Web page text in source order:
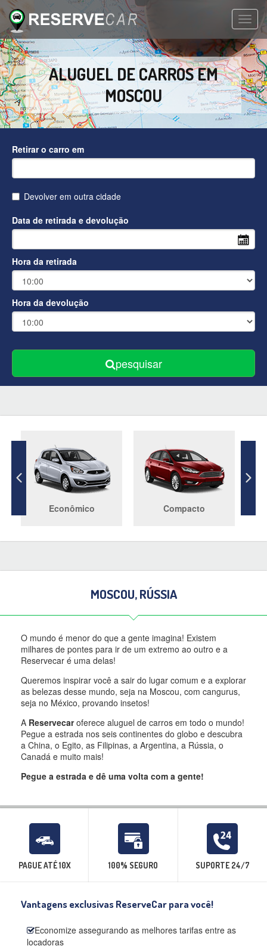
ALUGUEL DE CARROS EM
MOSCOU
Retirar o carro em
Devolver em outra cidade
Data de retirada e devolução
Hora da retirada
Hora da devolução
pesquisar
Econômico Compacto
MOSCOU, RÚSSIA
O mundo é menor do que a gente imagina! Existem
milhares de pontes para ir de um extremo ao outro e a
Reservecar é uma delas!
Queremos inspirar você a sair do lugar comum e a explorar
as belezas desse mundo, seja na Moscou, com cangurus,
seja no México, provando insetos!
A Reservecaroferece aluguel de carros em todo o mundo!
Pegue a estrada nos seis continentes do globo e descubra
a China, o Egito, as Filipinas, a Argentina, a Rússia, o
Canadá e muito mais!
Pegue a estrada e dê uma volta com a gente!
PAGUE ATÉ 10X 100% SEGURO SUPORTE 24/7
Vantagens exclusivas ReserveCar para você!
Economize assegurando as melhores tarifas entre as
locadoras